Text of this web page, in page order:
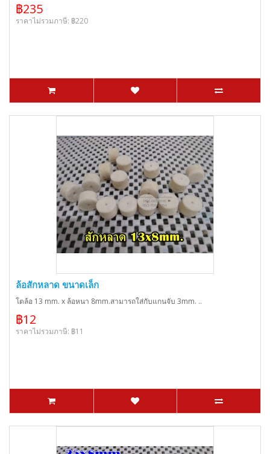
฿235
ราคาไม่รวมภาษี: ฿220
ล้อสักหลาด ขนาดเล็ก
โตล้อ 13 mm. x ล้อหนา 8mm.สามารถใส่กับแกนจับ 3mm. ..
฿12
ราคาไม่รวมภาษี: ฿11